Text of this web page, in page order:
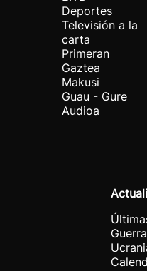
Deportes
Televisión a la
carta
Primeran
Gaztea
Makusi
Guau - Gure
Audioa